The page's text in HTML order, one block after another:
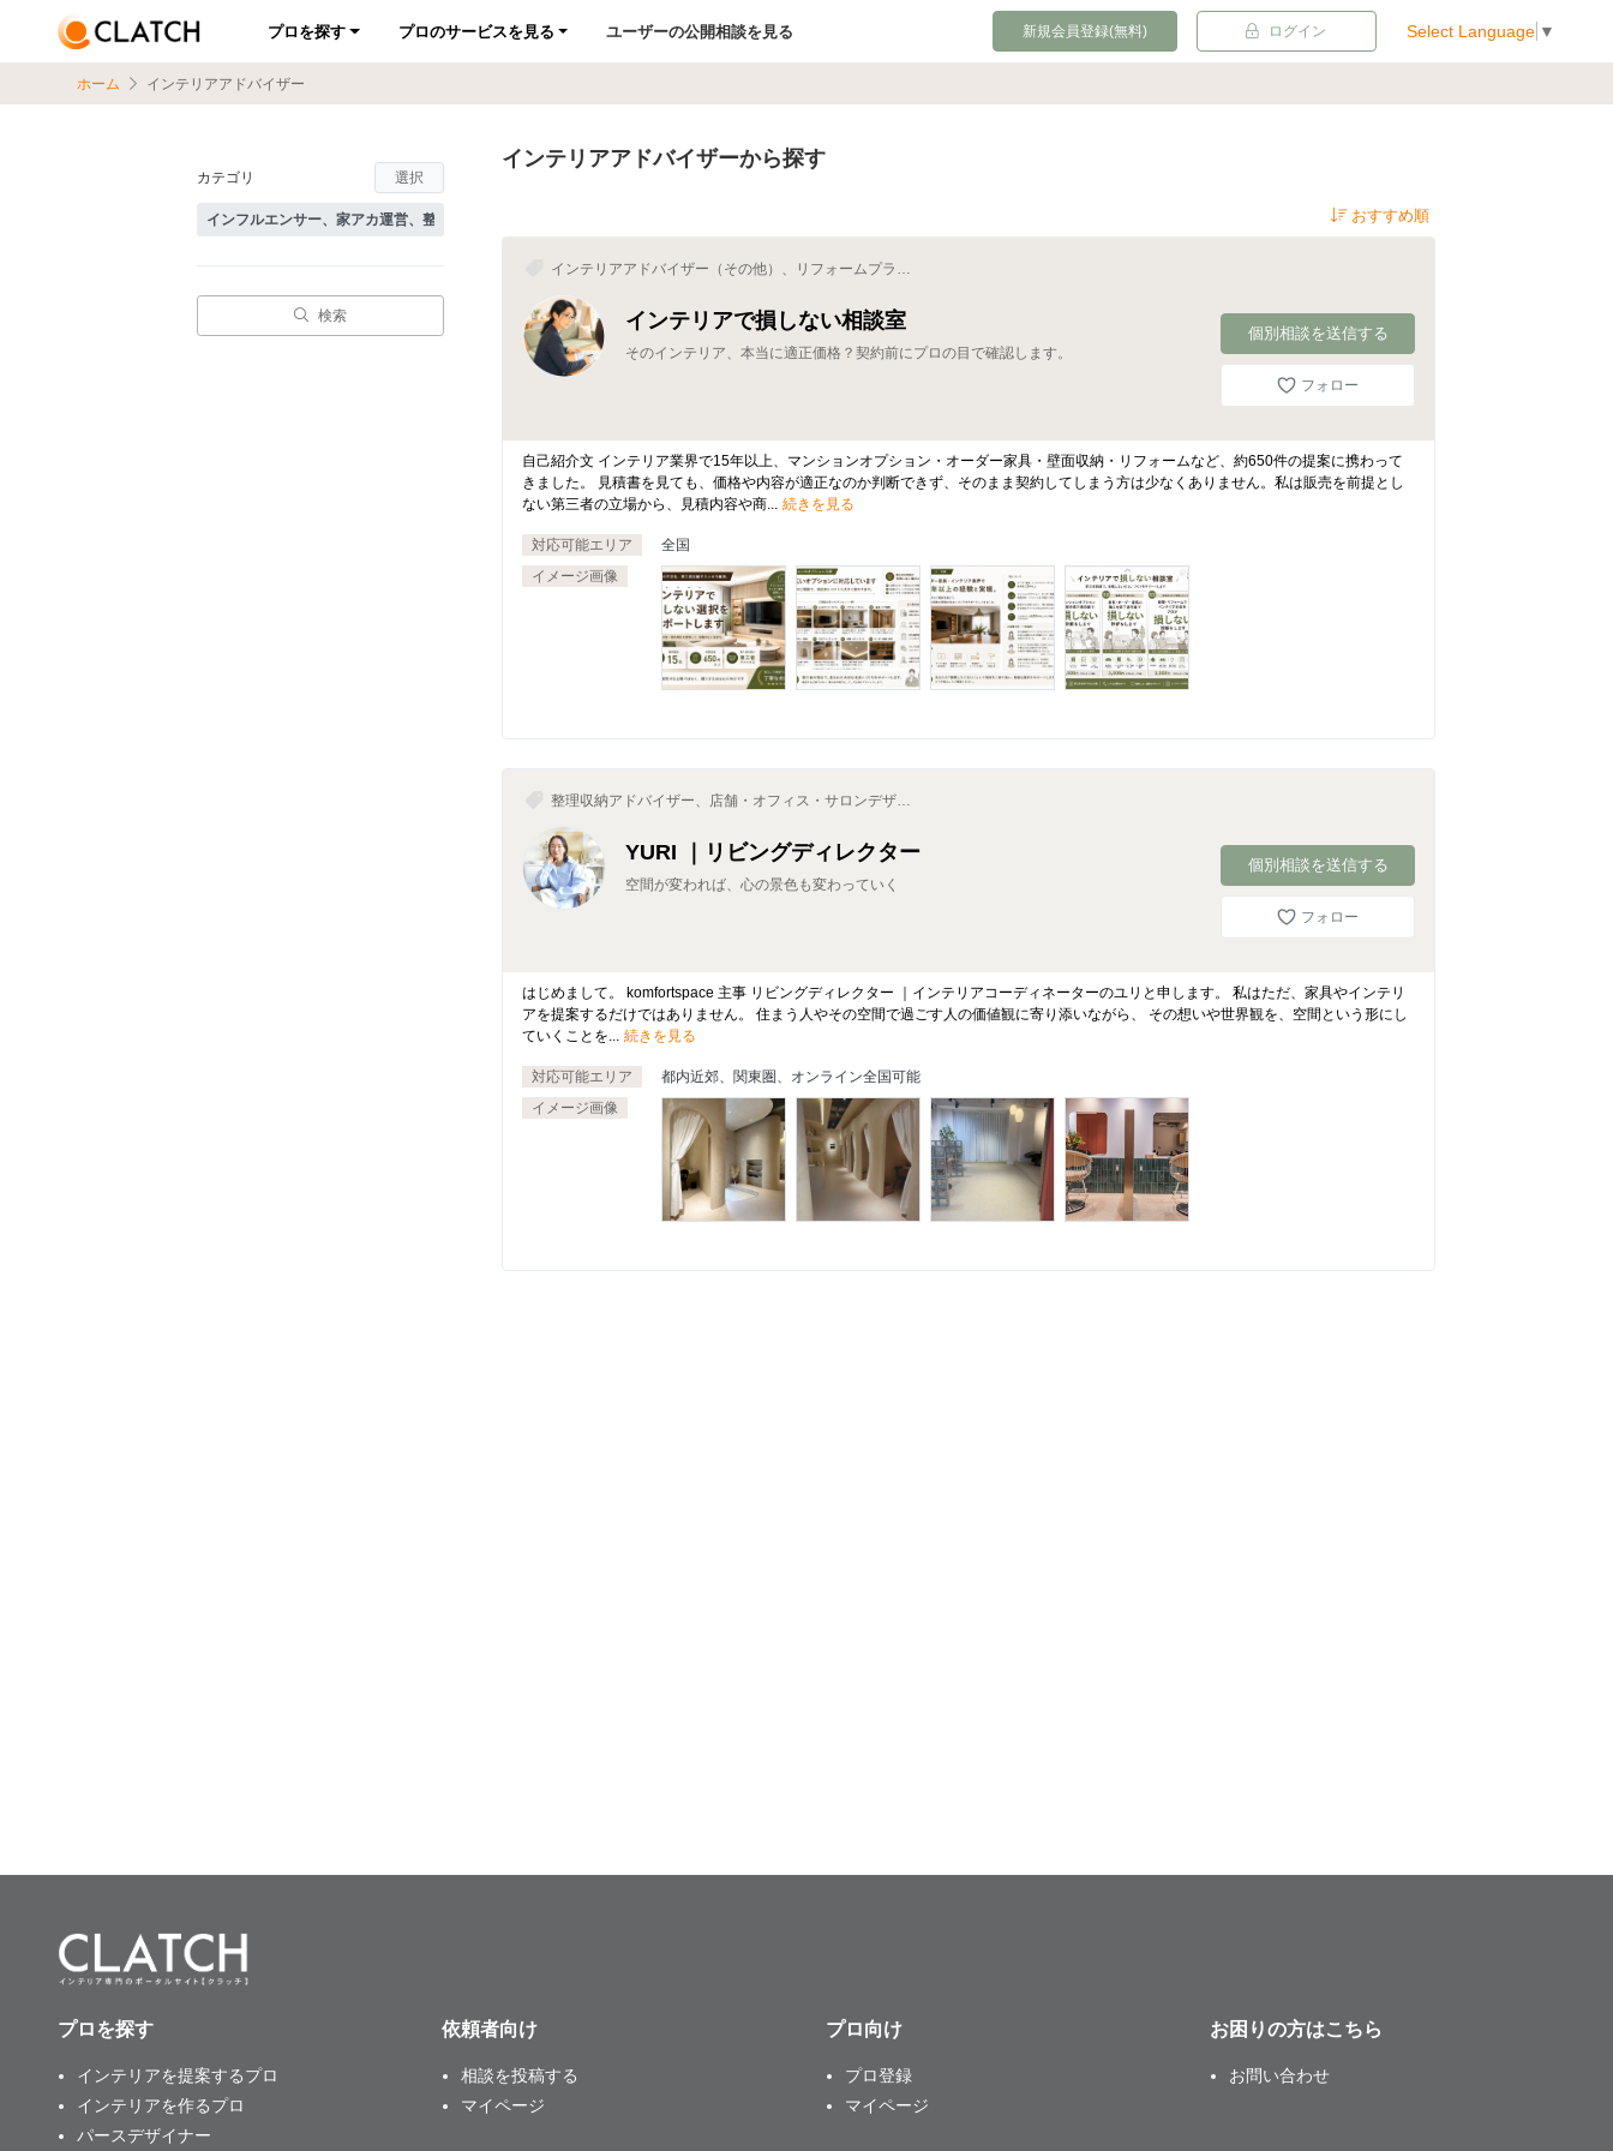
プロを探す プロのサービスを見る ユーザーの公開相談を見る 新規会員登録(無料) ログイン Select Language ▼
ホーム インテリアアドバイザー
インテリアアドバイザーから探す
インテリアアドバイザー（その他）、リフォームプラン
インテリアで損しない相談室
そのインテリア、本当に適正価格？契約前にプロの目で確認します。
個別相談を送信する
フォロー
自己紹介文 インテリア業界で15年以上、マンションオプション・オーダー家具・壁面収納・リフォームなど、約650件の提案に携わって
きました。 見積書を見ても、価格や内容が適正なのか判断できず、そのまま契約してしまう方は少なくありません。私は販売を前提とし
ない第三者の立場から、見積内容や商... 続きを見る
対応可能エリア
全国
イメージ画像
整理収納アドバイザー、店舗・オフィス・サロンデザイ
ー、空間デザイナーYURI ｜リビングディレクター
空間が変われば、心の景色も変わっていく
個別相談を送信する
フォロー
はじめまして。 komfortspace 主事 リビングディレクター ｜インテリアコーディネーターのユリと申します。 私はただ、家具やインテリ
アを提案するだけではありません。 住まう人やその空間で過ごす人の価値観に寄り添いながら、 その想いや世界観を、空間という形にし
ていくことを... 続きを見る
対応可能エリア
都内近郊、関東圏、オンライン全国可能
イメージ画像
カテゴリ 選択
検索
プロを探す
インテリアを提案するプロ
インテリアを作るプロ
パースデザイナー
依頼者向け
相談を投稿する
マイページ
プロ向け
プロ登録
マイページ
お困りの方はこちら
お問い合わせ